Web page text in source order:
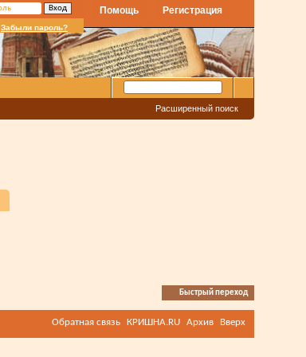
Регистрация
Помощь
Забыли пароль?
Расширенный поиск
Быстрый переход
Обратная связь КРИШНА.RU Архив Вверх